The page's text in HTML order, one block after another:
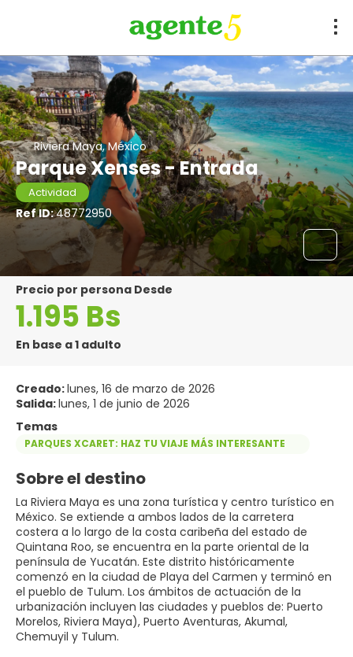
Riviera Maya, México
Parque Xenses - Entrada
Actividad
Ref ID:48772950
precio por persona Desde
1.195 Bs
En base a 1 adulto
Creado:lunes, 16 de marzo de 2026
Salida:lunes, 1 de junio de 2026
Temas
PARQUES XCARET: HAZ TU VIAJE MÁS INTERESANTE
Sobre el destino
La Riviera Maya es una zona turística y centro turístico en
México. Se extiende a ambos lados de la carretera
costera a lo largo de la costa caribeña del estado de
Quintana Roo, se encuentra en la parte oriental de la
península de Yucatán. Este distrito históricamente
comenzó en la ciudad de Playa del Carmen y terminó en
el pueblo de Tulum. Los ámbitos de actuación de la
urbanización incluyen las ciudades y pueblos de: Puerto
Morelos, Riviera Maya), Puerto Aventuras, Akumal,
Chemuyil y Tulum.